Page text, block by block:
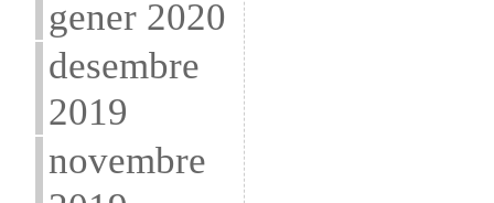
gener 2020
desembre
2019
novembre